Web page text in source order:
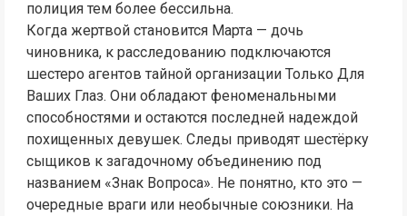
полиция тем более бессильна.
Когда жертвой становится Марта — дочь
чиновника, к расследованию подключаются
шестеро агентов тайной организации Только Для
Ваших Глаз. Они обладают феноменальными
способностями и остаются последней надеждой
похищенных девушек. Следы приводят шестёрку
сыщиков к загадочному объединению под
названием «Знак Вопроса». Не понятно, кто это —
очередные враги или необычные союзники. На